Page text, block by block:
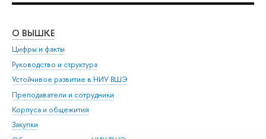
О ВЫШКЕ
Цифры и факты
Руководство и структура
Устойчивое развитие в НИУ ВШЭ
Преподаватели и сотрудники
Корпуса и общежития
Закупки